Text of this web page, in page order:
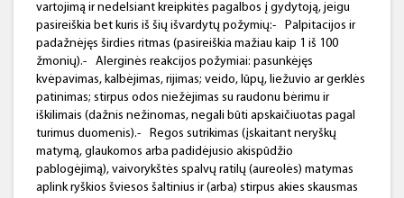
vartojimą ir nedelsiant kreipkitės pagalbos į gydytoją, jeigu
pasireiškia bet kuris iš šių išvardytų požymių:-
Palpitacijos ir
padažnėjęs širdies ritmas (pasireiškia mažiau kaip 1 iš 100
žmonių).-
Alerginės reakcijos požymiai: pasunkėjęs
kvėpavimas, kalbėjimas, rijimas; veido, lūpų, liežuvio ar gerklės
patinimas; stirpus odos niežėjimas su raudonu bėrimu ir
iškilimais (dažnis nežinomas, negali būti apskaičiuotas pagal
turimus duomenis).-
Regos sutrikimas (įskaitant neryškų
matymą, glaukomos arba padidėjusio akispūdžio
pablogėjimą), vaivorykštės spalvų ratilų (aureolės) matymas
aplink ryškios šviesos šaltinius ir (arba) stirpus akies skausmas